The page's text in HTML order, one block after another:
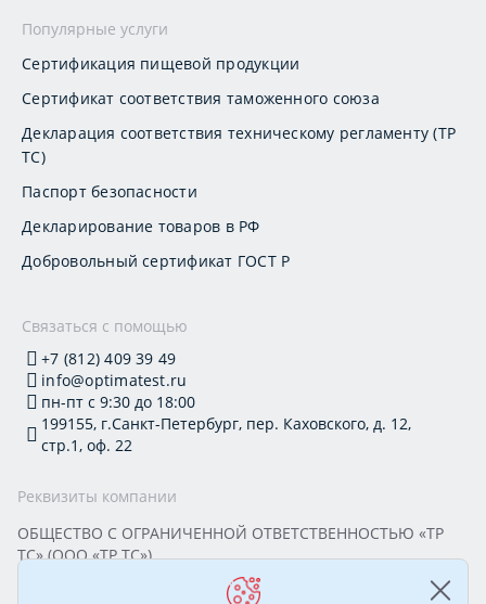
Популярные услуги
Сертификация пищевой продукции
Сертификат соответствия таможенного союза
Декларация соответствия техническому регламенту (ТР
ТС)
Паспорт безопасности
Декларирование товаров в РФ
Добровольный сертификат ГОСТ Р
Связаться с помощью
+7 (812) 409 39 49
info@optimatest.ru
пн-пт с 9:30 до 18:00
199155, г.Санкт-Петербург, пер. Каховского, д. 12,
стр.1, оф. 22
Реквизиты компании
ОБЩЕСТВО С ОГРАНИЧЕННОЙ ОТВЕТСТВЕННОСТЬЮ «ТР
ТС» (ООО «ТР ТС»)
Юридический адрес: 199155, г. Санкт-Петербург, пер.
Каховского, д. 12, стр. 1, помещение 22-Н